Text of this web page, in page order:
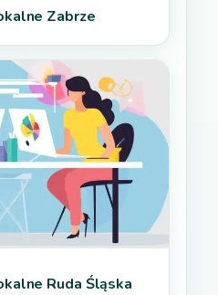
Zabrze
Ruda Śląska